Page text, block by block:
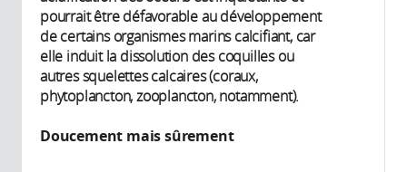
pourrait être défavorable au développement
de certains organismes marins calcifiant, car
elle induit la dissolution des coquilles ou
autres squelettes calcaires (coraux,
phytoplancton, zooplancton, notamment).
Doucement mais sûrement